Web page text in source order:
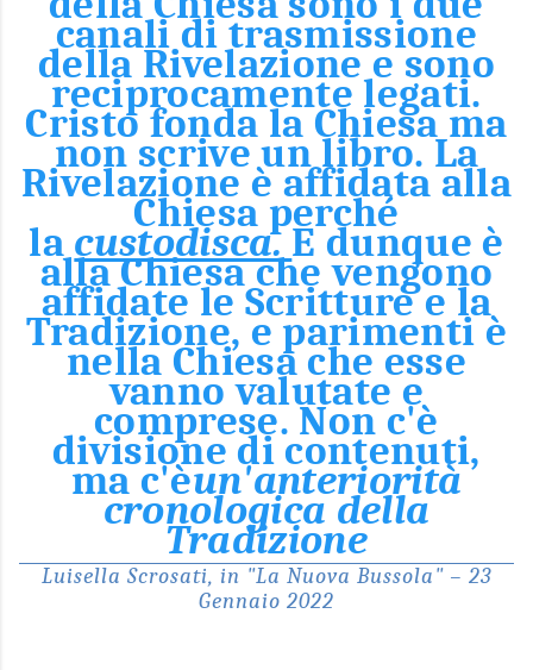
canali di trasmissione
della Rivelazione e sono
reciprocamente legati.
Cristo fonda la Chiesa ma
non scrive un libro. La
Rivelazione è affidata alla
Chiesa perché
la custodisca. E dunque è
alla Chiesa che vengono
affidate le Scritture e la
Tradizione, e parimenti è
nella Chiesa che esse
vanno valutate e
comprese. Non c'è
divisione di contenuti,
ma c'èun'anteriorità
cronologica della
Tradizione
Luisella Scrosati, in "La Nuova Bussola" – 23
Gennaio 2022